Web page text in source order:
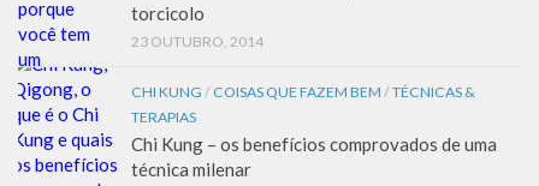
torcicolo
23 OUTUBRO, 2014
CHI KUNG / COISAS QUE FAZEM BEM /TÉCNICAS &
TERAPIAS
Chi Kung – os benefícios comprovados de uma
técnica milenar